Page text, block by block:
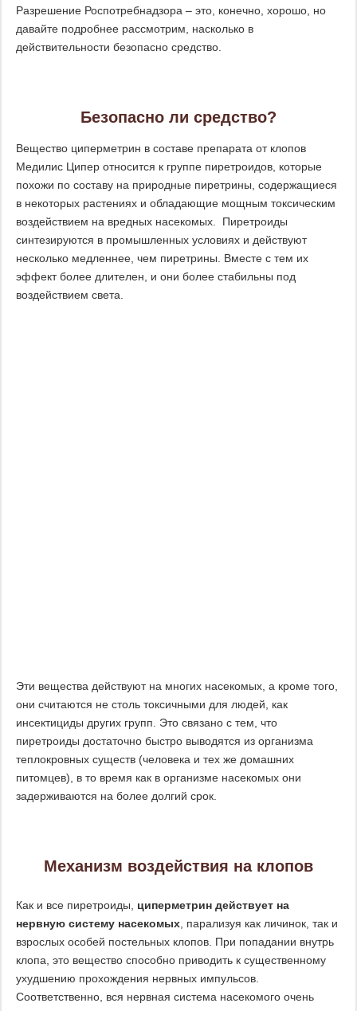
Разрешение Роспотребнадзора – это, конечно, хорошо, но
давайте подробнее рассмотрим, насколько в
действительности безопасно средство.
Безопасно ли средство?
Вещество циперметрин в составе препарата от клопов
Медилис Ципер относится к группе пиретроидов, которые
похожи по составу на природные пиретрины, содержащиеся
в некоторых растениях и обладающие мощным токсическим
воздействием на вредных насекомых. Пиретроиды
синтезируются в промышленных условиях и действуют
несколько медленнее, чем пиретрины. Вместе с тем их
эффект более длителен, и они более стабильны под
воздействием света.
Эти вещества действуют на многих насекомых, а кроме того,
они считаются не столь токсичными для людей, как
инсектициды других групп. Это связано с тем, что
пиретроиды достаточно быстро выводятся из организма
теплокровных существ (человека и тех же домашних
питомцев), в то время как в организме насекомых они
задерживаются на более долгий срок.
Механизм воздействия на клопов
Как и все пиретроиды, циперметрин действует на
нервную систему насекомых, парализуя как личинок, так и
взрослых особей постельных клопов. При попадании внутрь
клопа, это вещество способно приводить к существенному
ухудшению прохождения нервных импульсов.
Соответственно, вся нервная система насекомого очень